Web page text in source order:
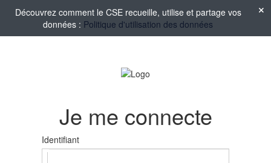
Découvrez comment le CSE recueille, utilise et partage vos
données : Politique d'utilisation des données
Je me connecte
Identifiant